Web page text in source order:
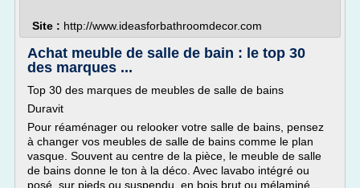
Site : http://www.ideasforbathroomdecor.com
Achat meuble de salle de bain : le top 30
des marques ...
Top 30 des marques de meubles de salle de bains
Duravit
Pour réaménager ou relooker votre salle de bains, pensez
à changer vos meubles de salle de bains comme le plan
vasque. Souvent au centre de la pièce, le meuble de salle
de bains donne le ton à la déco. Avec lavabo intégré ou
posé, sur pieds ou suspendu, en bois brut ou mélaminé...